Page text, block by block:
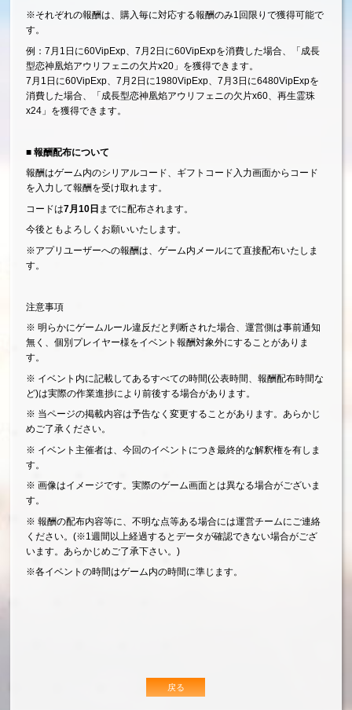
※それぞれの報酬は、購入毎に対応する報酬のみ1回限りで獲得可能で
す。
例：7月1日に60VipExp、7月2日に60VipExpを消費した場合、「成長
型恋神凰焰アウリフェニの欠片x20」を獲得できます。
7月1日に60VipExp、7月2日に1980VipExp、7月3日に6480VipExpを
消費した場合、「成長型恋神凰焰アウリフェニの欠片x60、再生霊珠
x24」を獲得できます。
■ 報酬配布について
報酬はゲーム内のシリアルコード、ギフトコード入力画面からコード
を入力して報酬を受け取れます。
コードは7月10日 までに配布されます。
今後ともよろしくお願いいたします。
※アプリユーザーへの報酬は、ゲーム内メールにて直接配布いたしま
す。
注意事項
※ 明らかにゲームルール違反だと判断された場合、運営側は事前通知
無く、個別プレイヤー様をイベント報酬対象外にすることがありま
す。
※ イベント内に記載してあるすべての時間(公表時間、報酬配布時間な
ど)は実際の作業進捗により前後する場合があります。
※ 当ページの掲載内容は予告なく変更することがあります。あらかじ
めご了承ください。
※ イベント主催者は、今回のイベントにつき最終的な解釈権を有しま
す。
※ 画像はイメージです。実際のゲーム画面とは異なる場合がございま
す。
※ 報酬の配布内容等に、不明な点等ある場合には運営チームにご連絡
ください。(※1週間以上経過するとデータが確認できない場合がござ
います。あらかじめご了承下さい。)
※各イベントの時間はゲーム内の時間に準じます。
戻る